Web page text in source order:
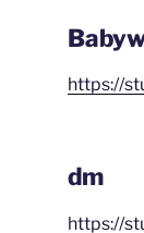
https://
dm
https://